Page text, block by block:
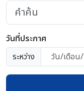
วันที่ประกาศ
ระหว่าง